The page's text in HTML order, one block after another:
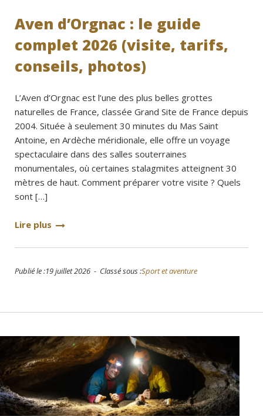
Aven d’Orgnac : le guide
complet 2026 (visite, tarifs,
conseils, photos)
L’Aven d’Orgnac est l’une des plus belles grottes
naturelles de France, classée Grand Site de France depuis
2004. Située à seulement 30 minutes du Mas Saint
Antoine, en Ardèche méridionale, elle offre un voyage
spectaculaire dans des salles souterraines
monumentales, où certaines stalagmites atteignent 30
mètres de haut. Comment préparer votre visite ? Quels
sont […]
Lire plus
Publié le :19 juillet 2026 - Classé sous :Sport et aventure